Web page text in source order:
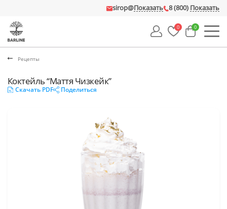
sirop@Показать 8 (800) Показать
0 0
Рецепты
Коктейль “Маття Чизкейк”
Скачать PDF Поделиться